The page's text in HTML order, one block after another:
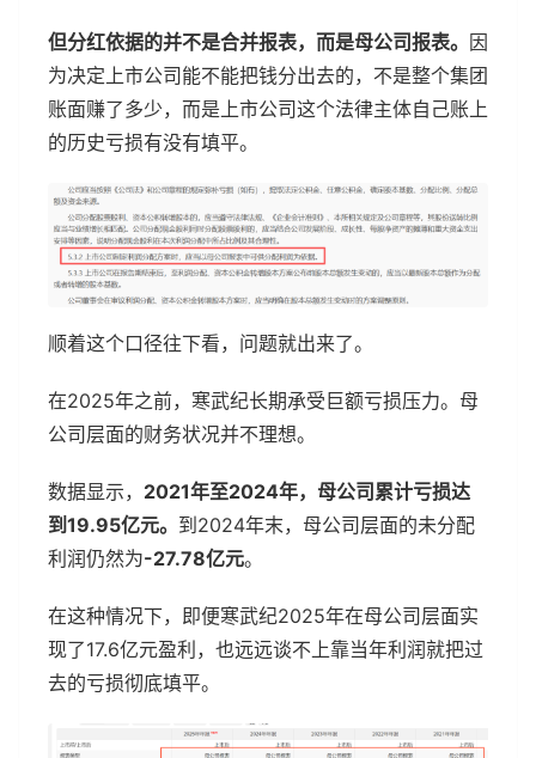
但分红依据的并不是合并报表，而是母公司报表。 因
为决定上市公司能不能把钱分出去的，不是整个集团
账面赚了多少，而是上市公司这个法律主体自己账上
的历史亏损有没有填平。
顺着这个口径往下看，问题就出来了。
在2025年之前，寒武纪长期承受巨额亏损压力。母
公司层面的财务状况并不理想。
数据显示， 2021年至2024年，母公司累计亏损达
到19.95亿元。 到2024年末，母公司层面的未分配
利润仍然为-27.78亿元。
在这种情况下，即便寒武纪2025年在母公司层面实
现了17.6亿元盈利，也远远谈不上靠当年利润就把过
去的亏损彻底填平。